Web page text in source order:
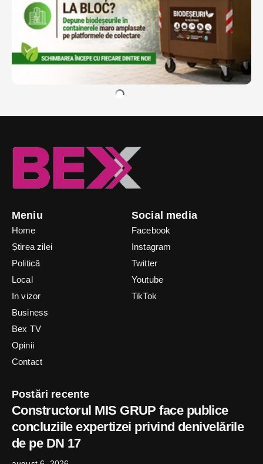
Meniu
Home
Știrea zilei
Politică
Local
In vizor
Business
Bex TV
Opinii
Contact
Social media
Facebook
Instagram
Twitter
Youtube
TikTok
Postări recente
Constructorul MIS GRUP face publice
concluziile expertizei privind denivelările
de pe DN 17